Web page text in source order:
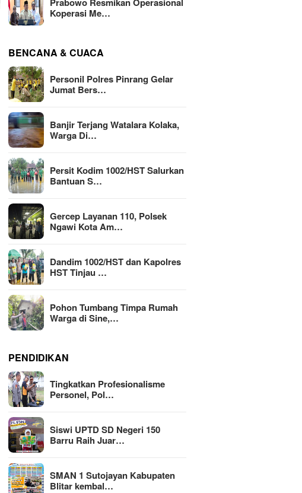
Koperasi Me…
BENCANA & CUACA
Personil Polres Pinrang Gelar
Jumat Bers…
Banjir Terjang Watalara Kolaka,
Warga Di…
Persit Kodim 1002/HST Salurkan
Bantuan S…
Gercep Layanan 110, Polsek
Ngawi Kota Am…
Dandim 1002/HST dan Kapolres
HST Tinjau …
Pohon Tumbang Timpa Rumah
Warga di Sine,…
PENDIDIKAN
Tingkatkan Profesionalisme
Personel, Pol…
Siswi UPTD SD Negeri 150
Barru Raih Juar…
SMAN 1 Sutojayan Kabupaten
Blitar kembal…